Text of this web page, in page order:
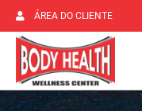
ÁREA DO CLIENTE